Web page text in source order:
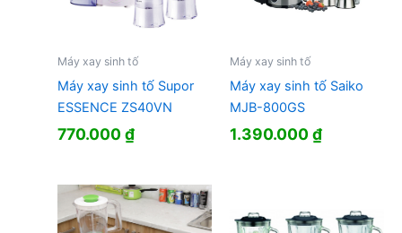
Máy xay sinh tố
Máy xay sinh tố Supor
ESSENCE ZS40VN
770.000₫
Máy xay sinh tố
Máy xay sinh tố Saiko
MJB-800GS
1.390.000₫